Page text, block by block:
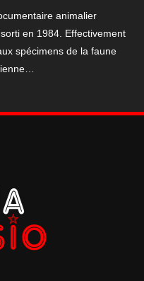
animalier
en 1984. Effectivement
spécimens de la faune